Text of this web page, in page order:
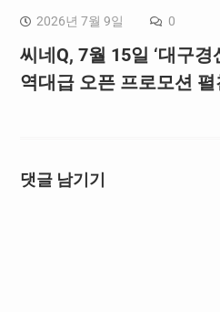
2026년 7월 9일 0
씨네Q, 7월 15일 ‘대구
역대급 오픈 프로모션 펼
댓글 남기기